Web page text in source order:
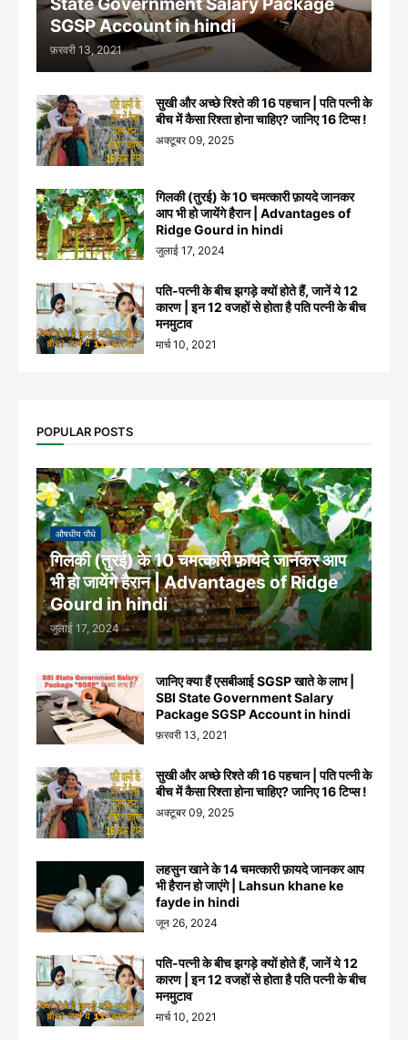
SGSP Account in hindi
फ़रवरी 13, 2021
सुखी और अच्छे रिश्ते की 16 पहचान | पति पत्नी के
बीच में कैसा रिश्ता होना चाहिए? जानिए 16 टिप्स !
अक्टूबर 09, 2025
गिलकी (तुरई) के 10 चमत्कारी फ़ायदे जानकर
आप भी हो जायेंगे हैरान | Advantages of
Ridge Gourd in hindi
जुलाई 17, 2024
पति-पत्नी के बीच झगड़े क्यों होते हैं, जानें ये 12
कारण | इन 12 वजहों से होता है पति पत्नी के बीच
मनमुटाव
मार्च 10, 2021
POPULAR POSTS
औषधीय पौधे
गिलकी (तुरई) के 10 चमत्कारी फ़ायदे जानकर आप
भी हो जायेंगे हैरान | Advantages of Ridge
Gourd in hindi
जुलाई 17, 2024
जानिए क्या हैं एसबीआई SGSP खाते के लाभ |
SBI State Government Salary
Package SGSP Account in hindi
फ़रवरी 13, 2021
सुखी और अच्छे रिश्ते की 16 पहचान | पति पत्नी के
बीच में कैसा रिश्ता होना चाहिए? जानिए 16 टिप्स !
अक्टूबर 09, 2025
लहसुन खाने के 14 चमत्कारी फ़ायदे जानकर आप
भी हैरान हो जाएंगे | Lahsun khane ke
fayde in hindi
जून 26, 2024
पति-पत्नी के बीच झगड़े क्यों होते हैं, जानें ये 12
कारण | इन 12 वजहों से होता है पति पत्नी के बीच
मनमुटाव
मार्च 10, 2021